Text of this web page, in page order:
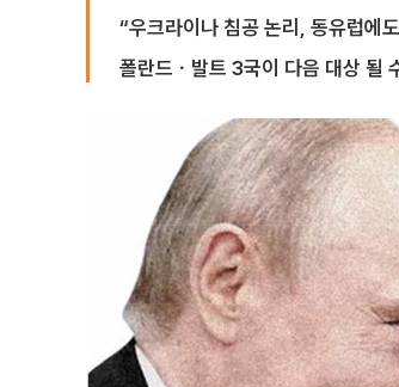
“우크라이나 침공 논리, 동유럽에
폴란드ㆍ발트 3국이 다음 대상 될